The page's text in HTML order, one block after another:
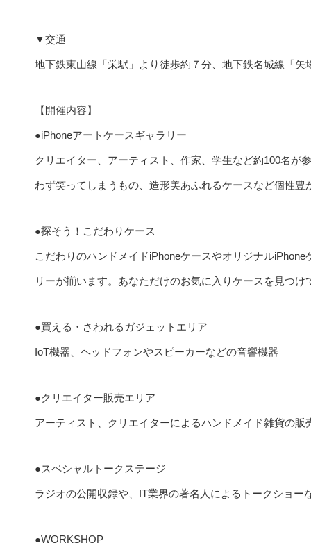
▼交通
地下鉄東山線「栄駅」より徒歩約７分、地下鉄名城線「矢
【開催内容】
●iPhoneアートケースギャラリー
クリエイター、アーティスト、作家、学生など約100名が
わず笑ってしまうもの、造形美あふれるケースなど個性
●探そう！こだわりケース
こだわりのハンドメイドiPhoneケースやオリジナル
リーが揃います。あなただけのお気に入りケースを見つけ
●買える・さわれるガジェットエリア
IoT機器、ヘッドフォンやスピーカーなどの音響機器
●クリエイター販売エリア
アーティスト、クリエイターによるハンドメイド雑貨の販
●スペシャルトークステージ
ラジオの公開収録や、IT業界の著名人によるトークショー
●WORKSHOP